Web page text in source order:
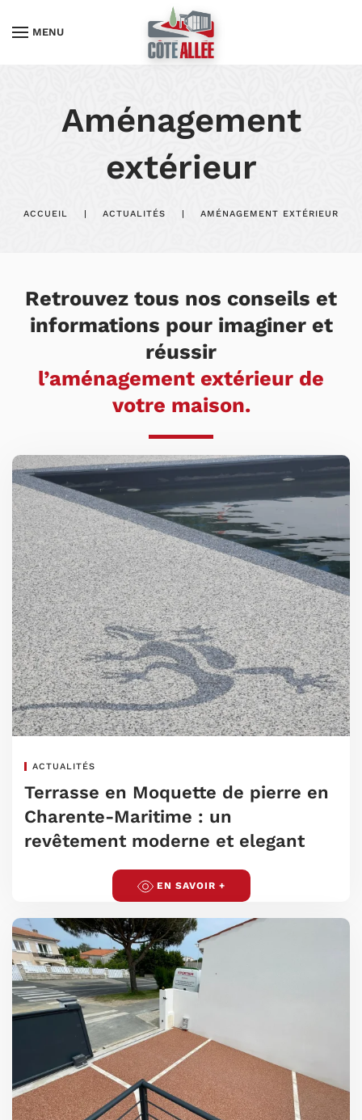
MENU
Aménagement
extérieur
ACCUEIL ACTUALITÉS AMÉNAGEMENT EXTÉRIEUR
Retrouvez tous nos conseils et
informations pour imaginer et
réussir
l’aménagement extérieur de
votre maison.
ACTUALITÉS
Terrasse en Moquette de pierre en
Charente-Maritime : un
revêtement moderne et elegant
EN SAVOIR +